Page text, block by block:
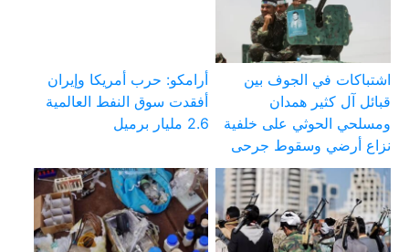
اشتباكات في الجوف بين
قبائل آل كثير همدان
ومسلحي الحوثي على خلفية
نزاع أرضي وسقوط جرحى
أرامكو: حرب أمريكا وإيران
أفقدت سوق النفط العالمية
2.6 مليار برميل